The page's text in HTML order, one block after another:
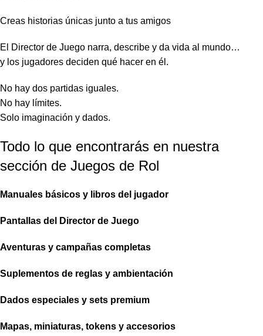
Creas historias únicas junto a tus amigos
El Director de Juego narra, describe y da vida al mundo…
y los jugadores deciden qué hacer en él.
No hay dos partidas iguales.
No hay límites.
Solo imaginación y dados.
Todo lo que encontrarás en nuestra
sección de Juegos de Rol
Manuales básicos y libros del jugador
Pantallas del Director de Juego
Aventuras y campañas completas
Suplementos de reglas y ambientación
Dados especiales y sets premium
Mapas, miniaturas, tokens y accesorios